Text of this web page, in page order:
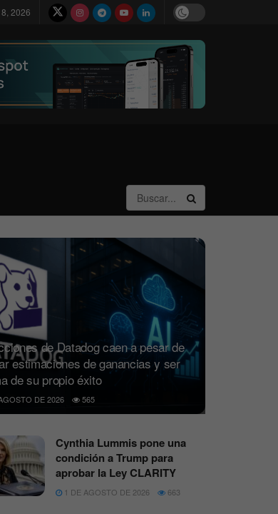
2026
de Datadog caen a pesar de
estimaciones de ganancias y ser
de su propio éxito
DE 2026 565
Cynthia Lummis pone una
condición a Trump para
aprobar la Ley CLARITY
1 DE AGOSTO DE 2026 663